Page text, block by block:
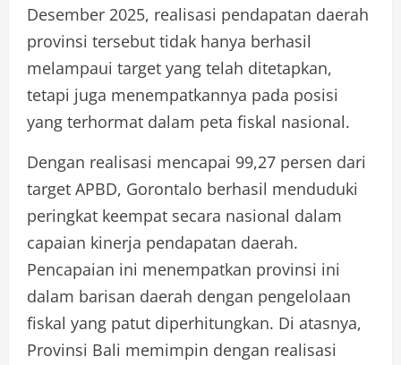
Desember 2025, realisasi pendapatan daerah
provinsi tersebut tidak hanya berhasil
melampaui target yang telah ditetapkan,
tetapi juga menempatkannya pada posisi
yang terhormat dalam peta fiskal nasional.
Dengan realisasi mencapai 99,27 persen dari
target APBD, Gorontalo berhasil menduduki
peringkat keempat secara nasional dalam
capaian kinerja pendapatan daerah.
Pencapaian ini menempatkan provinsi ini
dalam barisan daerah dengan pengelolaan
fiskal yang patut diperhitungkan. Di atasnya,
Provinsi Bali memimpin dengan realisasi